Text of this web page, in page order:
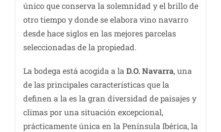
único que conserva la solemnidad y el brillo de
otro tiempo y donde se elabora vino navarro
desde hace siglos en las mejores parcelas
seleccionadas de la propiedad.
La bodega está acogida a la D.O. Navarra, una
de las principales características que la
definen a la es la gran diversidad de paisajes y
climas por una situación excepcional,
prácticamente única en la Península Ibérica, la